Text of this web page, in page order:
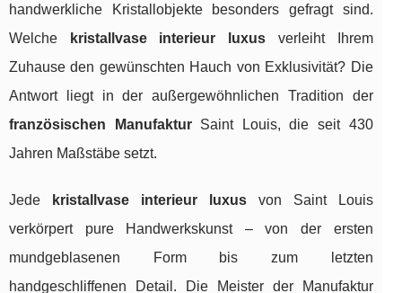
handwerkliche Kristallobjekte besonders gefragt sind.
Welche
kristallvase interieur luxus verleiht Ihrem
Zuhause den gewünschten Hauch von Exklusivität? Die
Antwort liegt in der außergewöhnlichen Tradition der
französischen ManufakturSaint Louis, die seit 430
Jahren Maßstäbe setzt.
Jede kristallvase interieur luxusvon Saint Louis
verkörpert pure Handwerkskunst – von der ersten
mundgeblasenen Form bis zum letzten
handgeschliffenen Detail. Die Meister der Manufaktur